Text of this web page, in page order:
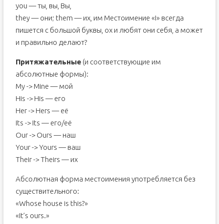
you — ты, вы, Вы,
they — они; them — их, им Местоимение «I» всегда
пишется с большой буквы, ох и любят они себя, а может
и правильно делают?
Притяжательные(и соответствующие им
абсолютные формы):
My -> Mine — мой
His -> His — его
Her -> Hers — её
Its -> Its — его/её
Our -> Ours — наш
Your -> Yours — ваш
Their -> Theirs — их
Абсолютная форма местоимения употребляется без
существительного:
«Whose house is this?»
«It’s ours.»